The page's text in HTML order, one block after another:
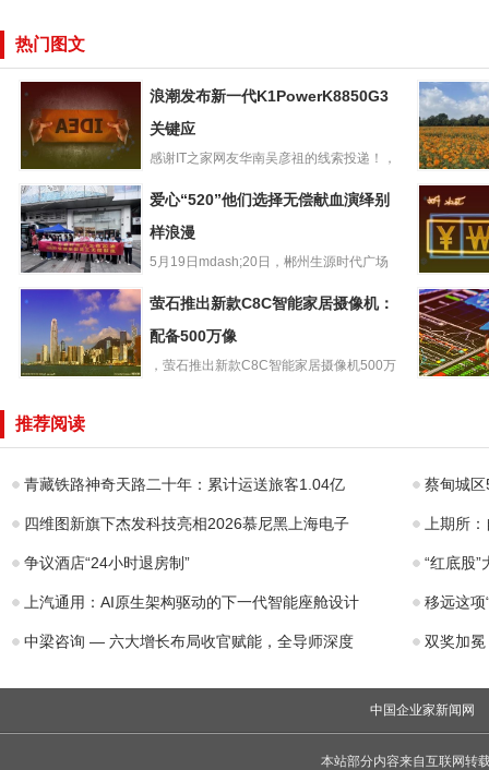
热门图文
浪潮发布新一代
K1PowerK8850G
3关键应
浪潮发布新一代K1PowerK8850G3
关键应
感谢IT之家网友华南吴彦祖的线索投递！，
共建绿美
企青年赴
地开展志
爱心“520”他们选
择无偿献血演绎
别样浪漫
爱心“520”他们选择无偿献血演绎别
样浪漫
5月19日mdash;20日，郴州生源时代广场
o手机官
内置
C8C智能家居摄
像机：配备500万
萤石推出新款C8C智能家居摄像机：
配备500万像
，萤石推出新款C8C智能家居摄像机500万
推荐阅读
青藏铁路神奇天路二十年：累计运送旅客1.04亿 蔡甸城
四维图新旗下杰发科技亮相2026慕尼黑上海电子 上期所
争议酒店“24小时退房制” “红底股
上汽通用：AI原生架构驱动的下一代智能座舱设计 移远这项
中梁咨询 — 六大增长布局收官赋能，全导师深度 双奖加
中国企业家新闻网
本站部分内容来自互联网转